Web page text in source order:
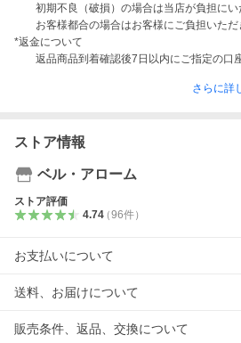
初期不良（破損）の場合は当店が負担にい
お客様都合の場合はお客様にご負担いただ
*返金について
返品商品到着確認後7日以内にご指定の口座
さらに詳
ストア情報
ベル・アローム
ストア評価
4.74（96件）
お支払いについて
送料、お届けについて
販売条件、返品、交換について